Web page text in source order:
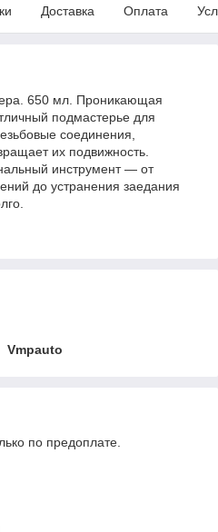
Доставка Оплата
650 мл. Проникающая
подмастерье для
соединения,
их подвижность.
инструмент — от
до устранения заедания
Vmpauto
по предоплате.